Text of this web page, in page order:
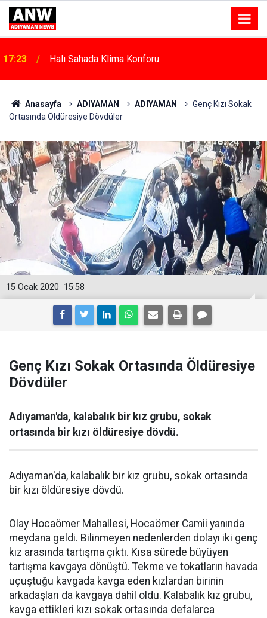
17:18 Depremde Azalan Derslik Sayısı Yeni Okullarla Arttı
Anasayfa ADIYAMAN ADIYAMAN
Genç Kızı Sokak
Ortasında Öldüresiye Dövdüler
15:58
15 Ocak 2020
Genç Kızı Sokak Ortasında Öldüresiye
Dövdüler
Adıyaman'da, kalabalık bir kız grubu, sokak
ortasında bir kızı öldüresiye dövdü.
Adıyaman'da, kalabalık bir kız grubu, sokak ortasında
bir kızı öldüresiye dövdü.
Olay Hocaömer Mahallesi, Hocaömer Camii yanında
meydana geldi. Bilinmeyen nedenlerden dolayı iki genç
kız arasında tartışma çıktı. Kısa sürede büyüyen
tartışma kavgaya dönüştü. Tekme ve tokatların havada
uçuştuğu kavgada kavga eden kızlardan birinin
arkadaşları da kavgaya dahil oldu. Kalabalık kız grubu,
kavga ettikleri kızı sokak ortasında defalarca